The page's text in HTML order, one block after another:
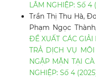
LÂM NGHIỆP: Số 4
Trần Thị Thu Hà,
Phạm Ngọc
ĐỀ XUẤT CÁC GIẢI
TRẢ DỊCH VỤ
NGẬP MẶN TẠI
NGHIỆP: Số 4